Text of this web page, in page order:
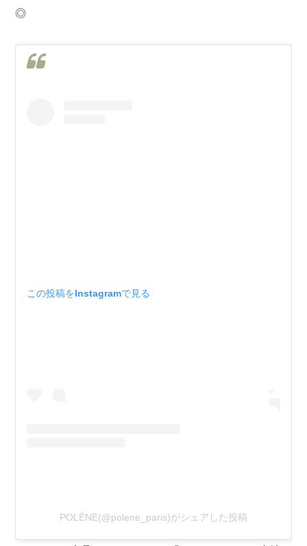
◎
この投稿をInstagramで見る
POLÈNE(@polene_paris)がシェアした投稿